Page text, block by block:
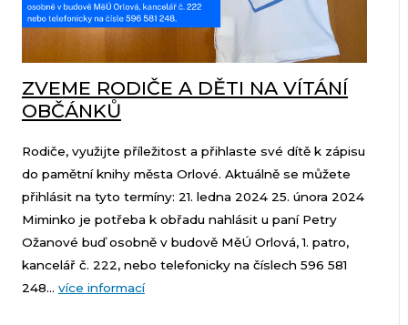
ZVEME RODIČE A DĚTI NA VÍTÁNÍ
OBČÁNKŮ
Rodiče, využijte příležitost a přihlaste své dítě k zápisu
do pamětní knihy města Orlové. Aktuálně se můžete
přihlásit na tyto termíny: 21. ledna 2024 25. února 2024
Miminko je potřeba k obřadu nahlásit u paní Petry
Ožanové buď osobně v budově MěÚ Orlová, 1. patro,
kancelář č. 222, nebo telefonicky na číslech 596 581
248... více informací